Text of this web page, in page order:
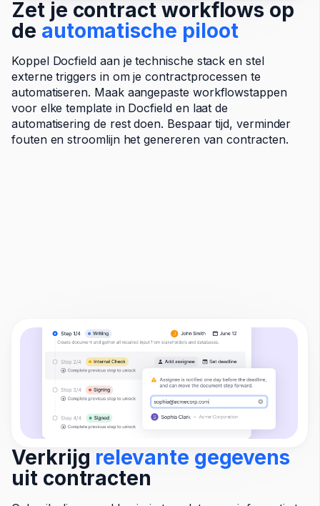
Zet je contract workflows op
de automatische piloot
Koppel Docfield aan je technische stack en stel
externe triggers in om je contractprocessen te
automatiseren. Maak aangepaste workflowstappen
voor elke template in Docfield en laat de
automatisering de rest doen. Bespaar tijd, verminder
fouten en stroomlijn het genereren van contracten.
Verkrijg relevante gegevens
uit contracten